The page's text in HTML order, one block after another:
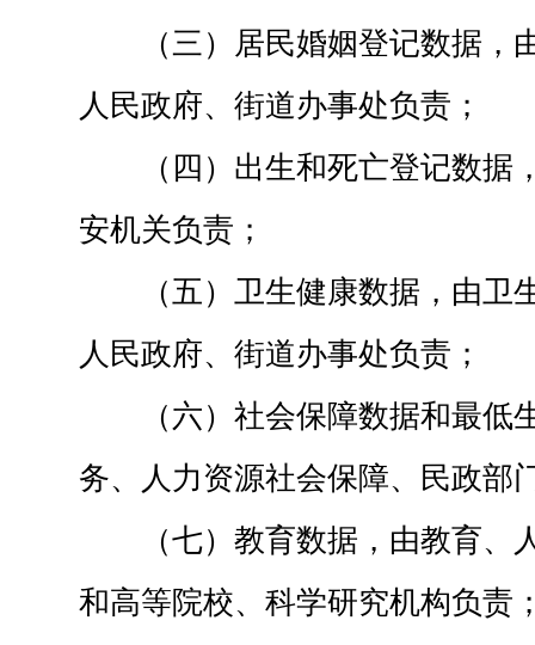
（三）居民婚姻登记数据
人民政府、街道办事处负责；
（四）出生和死亡登记数
安机关负责；
（五）卫生健康数据，由
人民政府、街道办事处负责；
（六）社会保障数据和最低
务、人力资源社会保障、民政部
（七）教育数据，由教育
和高等院校、科学研究机构负责